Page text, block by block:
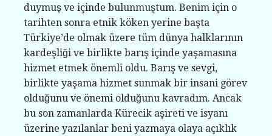
duymuş ve içinde bulunmuştum. Benim için o
tarihten sonra etnik köken yerine başta
Türkiye’de olmak üzere tüm dünya halklarının
kardeşliği ve birlikte barış içinde yaşamasına
hizmet etmek önemli oldu. Barış ve sevgi,
birlikte yaşama hizmet sunmak bir insani görev
olduğunu ve önemi olduğunu kavradım. Ancak
bu son zamanlarda Kürecik aşireti ve isyanı
üzerine yazılanlar beni yazmaya olaya açıklık